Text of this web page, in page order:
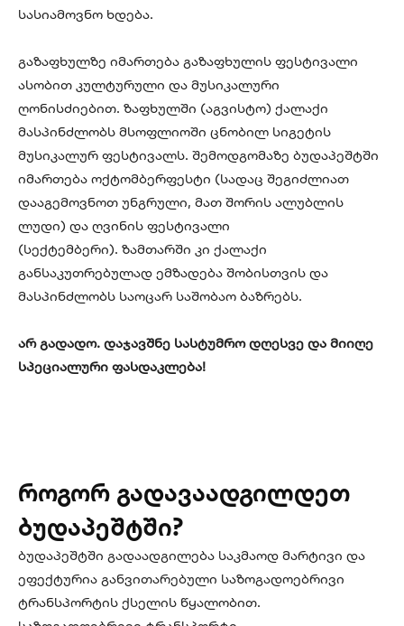
სასიამოვნო ხდება.
გაზაფხულზე იმართება გაზაფხულის ფესტივალი
ასობით კულტურული და მუსიკალური
ღონისძიებით. ზაფხულში (აგვისტო) ქალაქი
მასპინძლობს მსოფლიოში ცნობილ სიგეტის
მუსიკალურ ფესტივალს. შემოდგომაზე ბუდაპეშტში
იმართება ოქტომბერფესტი (სადაც შეგიძლიათ
დააგემოვნოთ უნგრული, მათ შორის ალუბლის
ლუდი) და ღვინის ფესტივალი
(სექტემბერი). ზამთარში კი ქალაქი
განსაკუთრებულად ემზადება შობისთვის და
მასპინძლობს საოცარ საშობაო ბაზრებს.
არ გადადო. დაჯავშნე სასტუმრო დღესვე და მიიღე
სპეციალური ფასდაკლება!
როგორ გადავაადგილდეთ
ბუდაპეშტში?
ბუდაპეშტში გადაადგილება საკმაოდ მარტივი და
ეფექტურია განვითარებული საზოგადოებრივი
ტრანსპორტის ქსელის წყალობით.